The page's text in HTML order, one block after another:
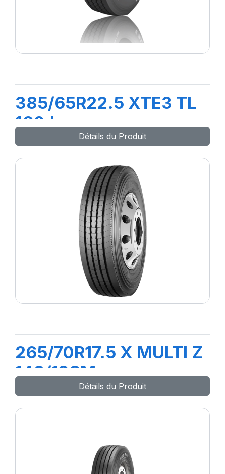
385/65R22.5 XTE3 TL
160J
Détails du Produit
265/70R17.5 X MULTI Z
140/138M
Détails du Produit